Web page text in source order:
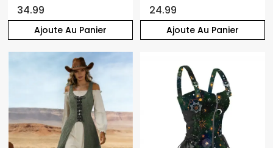
Ajoute Au Panier
34.99
Ajoute Au Panier
24.99